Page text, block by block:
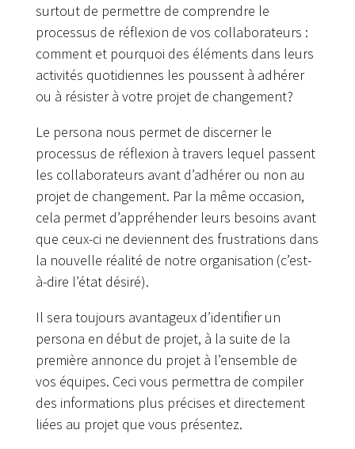
surtout de permettre de comprendre le
processus de réflexion de vos collaborateurs :
comment et pourquoi des éléments dans leurs
activités quotidiennes les poussent à adhérer
ou à résister à votre projet de changement?
Le persona nous permet de discerner le
processus de réflexion à travers lequel passent
les collaborateurs avant d’adhérer ou non au
projet de changement. Par la même occasion,
cela permet d’appréhender leurs besoins avant
que ceux-ci ne deviennent des frustrations dans
la nouvelle réalité de notre organisation (c’est-
à-dire l’état désiré).
Il sera toujours avantageux d’identifier un
persona en début de projet, à la suite de la
première annonce du projet à l’ensemble de
vos équipes. Ceci vous permettra de compiler
des informations plus précises et directement
liées au projet que vous présentez.